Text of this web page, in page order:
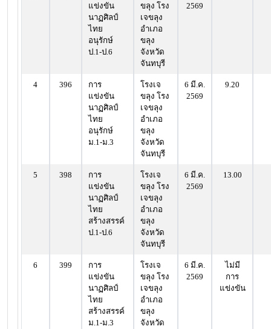
แข่งขัน
นาฏศิลป์
ไทย
อนุรักษ์
ป.1-ป.6
ขลุง โรง
เจขลุง
อำเภอ
ขลุง
จังหวัด
จันทบุรี
2569
4 396
การ
แข่งขัน
นาฏศิลป์
ไทย
อนุรักษ์
ม.1-ม.3
โรงเจ
ขลุง โรง
เจขลุง
อำเภอ
ขลุง
จังหวัด
จันทบุรี
6 มี.ค.
2569
9.20
5 398
การ
แข่งขัน
นาฏศิลป์
ไทย
สร้างสรรค์
ป.1-ป.6
โรงเจ
ขลุง โรง
เจขลุง
อำเภอ
ขลุง
จังหวัด
จันทบุรี
6 มี.ค.
2569
13.00
6 399
การ
แข่งขัน
นาฏศิลป์
ไทย
สร้างสรรค์
ม.1-ม.3
โรงเจ
ขลุง โรง
เจขลุง
อำเภอ
ขลุง
จังหวัด
6 มี.ค.
2569
ไม่มี
การ
แข่งขัน